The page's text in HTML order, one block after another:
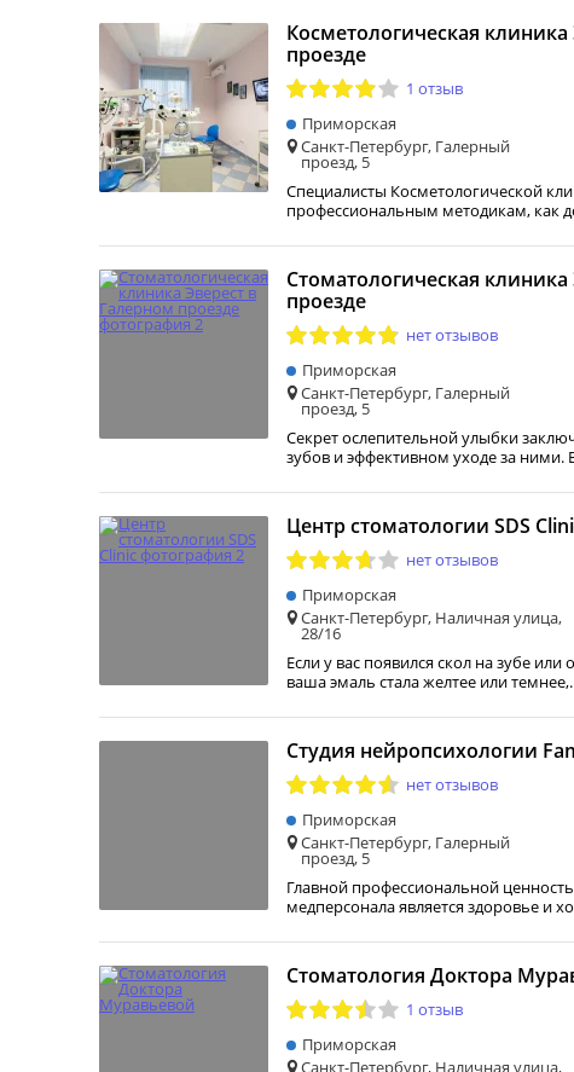
Косметологическая
проезде
1 отзыв
Приморская
Санкт-Петербург, Галерный
проезд, 5
Специалисты Косметологической
профессиональным методикам, как
Стоматологическая
проезде
нет отзывов
Приморская
Санкт-Петербург, Галерный
проезд, 5
Секрет ослепительной улыбки
зубов и эффективном уходе за ними.
Центр стоматологии SDS
нет отзывов
Приморская
Санкт-Петербург, Наличная улица,
28/16
Если у вас появился скол на зубе
ваша эмаль стала желтее или
Студия нейропсихологии
нет отзывов
Приморская
Санкт-Петербург, Галерный
проезд, 5
Главной профессиональной
медперсонала является здоровье и
Стоматология Доктора
1 отзыв
Приморская
Санкт-Петербург, Наличная улица,